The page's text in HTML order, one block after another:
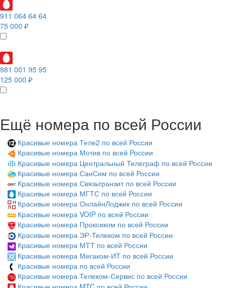
911 064 64 64
75 000 ₽
981 001 95 95
125 000 ₽
Ещё номера по всей России
Красивые номера Теле2 по всей России
Красивые номера Мотив по всей России
Красивые номера Центральный Телеграф по всей России
Красивые номера СанСим по всей России
Красивые номера Связьтранзит по всей России
Красивые номера МГТС по всей России
Красивые номера ОнлайнЛоджик по всей России
Красивые номера VOIP по всей России
Красивые номера Проксиком по всей России
Красивые номера ЭР-Телеком по всей России
Красивые номера МТТ по всей России
Красивые номера Мегаком-ИТ по всей России
Красивые номера по всей России
Красивые номера Телеком-Сервис по всей России